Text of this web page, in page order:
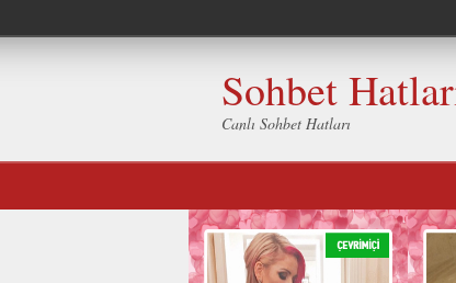
Sohbet
Canlı Sohbet Hatları